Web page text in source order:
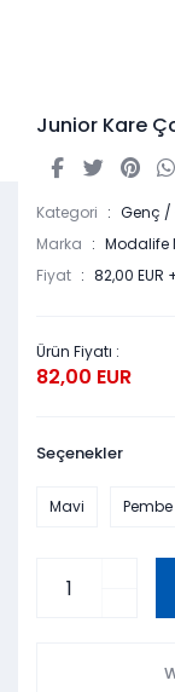
Junior Kare
Kategori Genç /
Marka
Modalife
Fiyat
82,00 EUR
Ürün Fiyatı :
82,00 EUR
Seçenekler
Mavi Pembe